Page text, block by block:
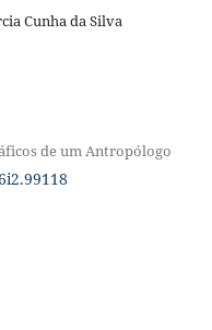
Cunha da Silva
de um Antropólogo